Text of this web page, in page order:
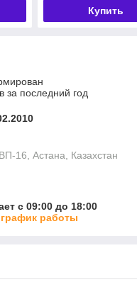
Купить
за последний год
16, Астана, Казахстан
с 09:00 до 18:00
работы